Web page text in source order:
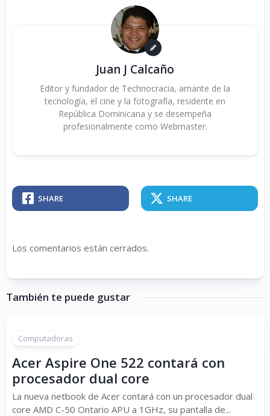
Juan J Calcaño
Editor y fundador de Technocracia, amante de la
tecnología, el cine y la fotografía, residente en
República Dominicana y se desempeña
profesionalmente como Webmaster.
SHARE SHARE
Los comentarios están cerrados.
También te puede gustar
Computadoras
Acer Aspire One 522 contará con
procesador dual core
La nueva netbook de Acer contará con un procesador dual
core AMD C-50 Ontario APU a 1GHz, su pantalla de...